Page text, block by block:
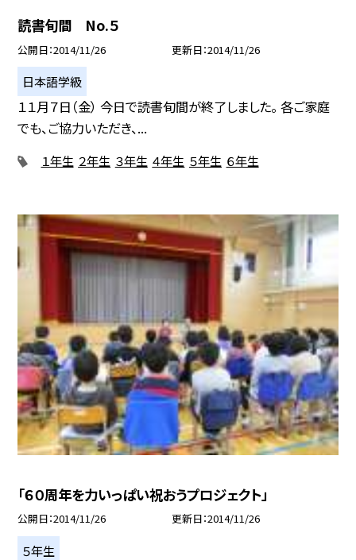
読書旬間 No.５
公開日 2014/11/26 更新日 2014/11/26
日本語学級
１１月７日（金） 今日で読書旬間が終了しました。 各ご家庭
でも、ご協力いただき、...
１年生 ２年生 ３年生 ４年生 ５年生 ６年生
「６０周年を力いっぱい祝おうプロジェクト」
公開日 2014/11/26 更新日 2014/11/26
５年生